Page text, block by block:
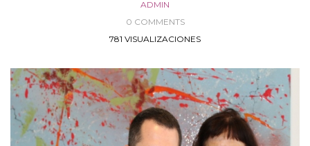
ADMIN
0 COMMENTS
781 VISUALIZACIONES